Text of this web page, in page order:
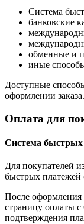
Система
банковские
обменные и
иные
Доступные
оформлении заказа.
Оплата для
Система
Для покупателей
быстрых
После оформления
страницу оплаты
подтверждения